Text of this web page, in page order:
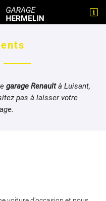

vous désinscrire à tout moment en
garage Renaultà Luisant,
pas à laisser votre